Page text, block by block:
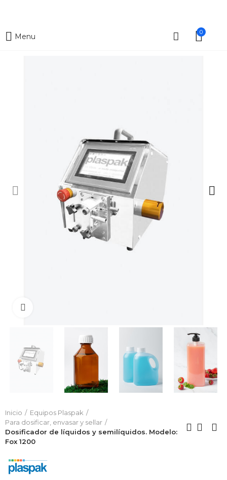
Menu 0
Inicio
Equipos Plaspak
Para dosificar, envasar y sellar
Dosificador de líquidos y semilíquidos. Modelo:
Fox 1200